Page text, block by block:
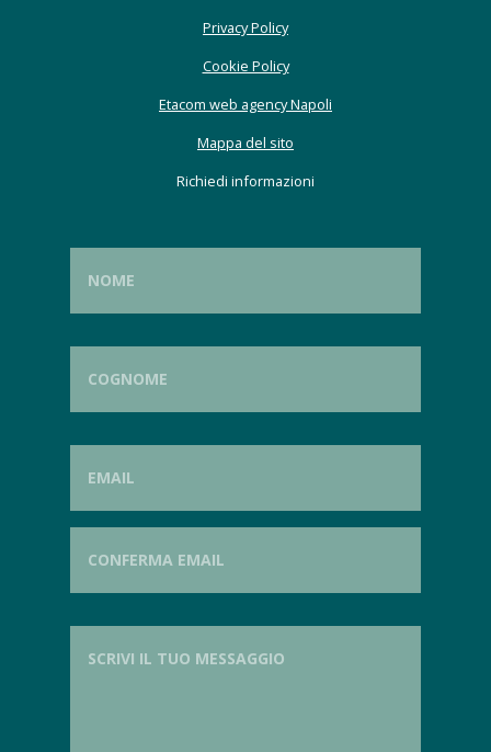
Privacy Policy
Cookie Policy
Etacom web agency Napoli
Mappa del sito
Richiedi informazioni